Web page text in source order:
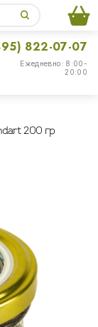
Ежедневно: 8:00-
20:00
822-07-07
200 гр